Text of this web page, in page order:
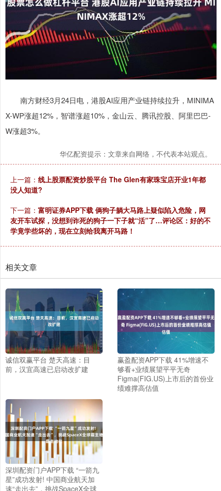
南方财经3月24日电，港股AI应用产业链持续拉升，MINIMA
X-WP涨超12%，智谱涨超10%，金山云、腾讯控股、阿里巴巴-
W涨超3%。
华亿配资提示：文章来自网络，不代表本站观点。
上一篇： 线上股票配资炒股平台 The Glen有家珠宝店开业1年都
没人知道?
下一篇： 富明证券APP下载 俩狗子躺大马路上疑似陷入危险，网
友开车试探，没想到诈死的狗子一下子就“活”了…评论区：好的不
学竟学些坏的，现在立刻给我离开马路！
相关文章
诚信双赢平台 楚天高速：目
前，汉宜高速已启动改扩建
赢盈配资APP下载 41%增速不
够看+业绩展望平平无奇
Figma(FIG.US)上市后的首份业
绩难撑高估值
深圳配资门户APP下载 “一箭九
星”成功发射! 中国商业航天加
速“走出去”，挑战SpaceX全球